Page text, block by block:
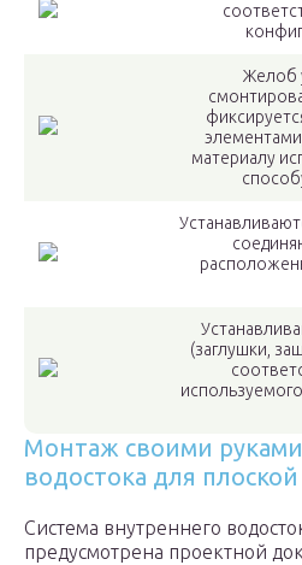
Желоб
материалу
(заглушки,
Монтаж своими
водостока для
Система внутреннего
предусмотрена проектной